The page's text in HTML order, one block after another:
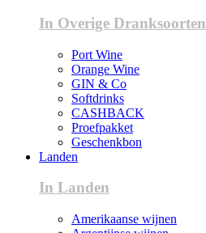
In Overige Dranksoorten
Port Wine
Orange Wine
GIN & Co
Softdrinks
CASHBACK
Proefpakket
Geschenkbon
Landen
In Landen
Amerikaanse wijnen